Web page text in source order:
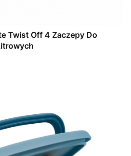
Twist Off 4 Zaczepy Do